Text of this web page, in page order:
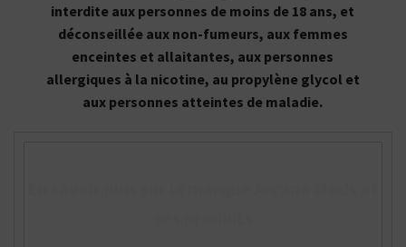
interdite aux personnes de moins de 18 ans, et
déconseillée aux non-fumeurs, aux femmes
enceintes et allaitantes, aux personnes
allergiques à la nicotine, au propylène glycol et
aux personnes atteintes de maladie.